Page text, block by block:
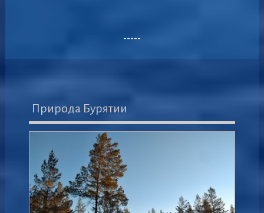
-----
Природа Бурятии